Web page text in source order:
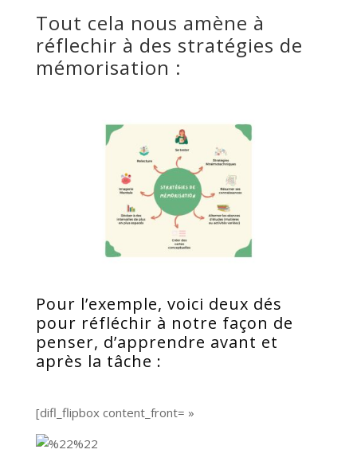
Tout cela nous amène à
réflechir à des stratégies de
mémorisation :
Pour l’exemple, voici deux dés
pour réfléchir à notre façon de
penser, d’apprendre avant et
après la tâche :
[difl_flipbox content_front= »